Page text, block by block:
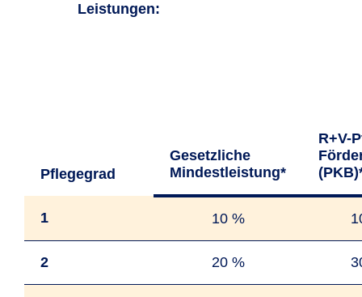
Leistungen:
Pflege­grad
Gesetzliche
Mindestleistung*
R+V-
1 10 %
2 20 %